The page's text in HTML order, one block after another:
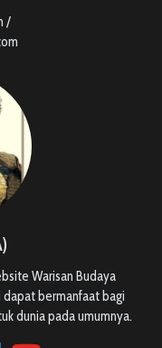
/
Warisan Budaya
dapat bermanfaat bagi
dunia pada umumnya.